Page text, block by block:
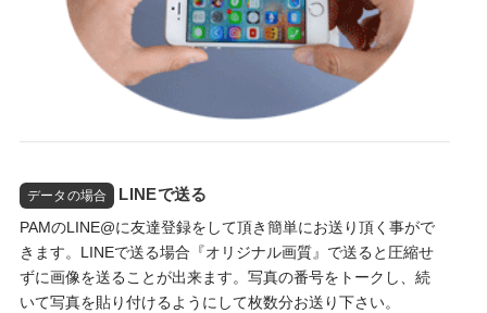
データの場合 LINEで送る
PAMのLINE@に友達登録をして頂き簡単にお送り頂く事がで
きます。LINEで送る場合『オリジナル画質』で送ると圧縮せ
ずに画像を送ることが出来ます。写真の番号をトークし、続
いて写真を貼り付けるようにして枚数分お送り下さい。